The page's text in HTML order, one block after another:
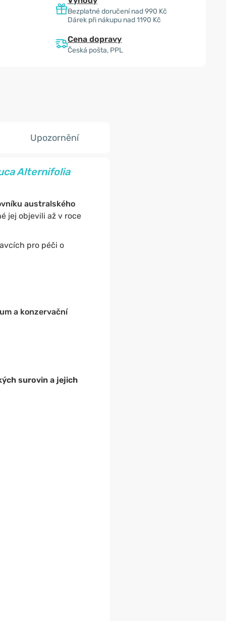
Bezplatné doručení nad 990 Kč
Dárek při nákupu nad 1190 Kč
Cena dopravy
Česká pošta, PPL
Upozornění
Alternifolia
australského
jej objevili až v roce
pro péči o
a konzervační
surovin a jejich